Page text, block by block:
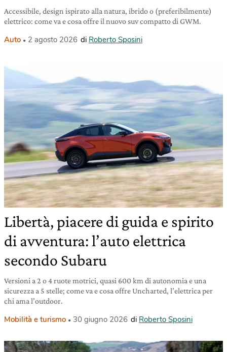
Accessibile, design ispirato alla natura, ibrido o (preferibilmente)
elettrico: come va e cosa offre il nuovo suv compatto di GWM.
Auto 2 agosto 2026 di Roberto Sposini
Libertà, piacere di guida e spirito
di avventura: l’auto elettrica
secondo Subaru
Versioni a 2 o 4 ruote motrici, quasi 600 km di autonomia e una
sicurezza a 5 stelle; come va e cosa offre Uncharted, l’elettrica per
chi ama l’outdoor.
Mobilità e turismo 30 giugno 2026 di Roberto Sposini